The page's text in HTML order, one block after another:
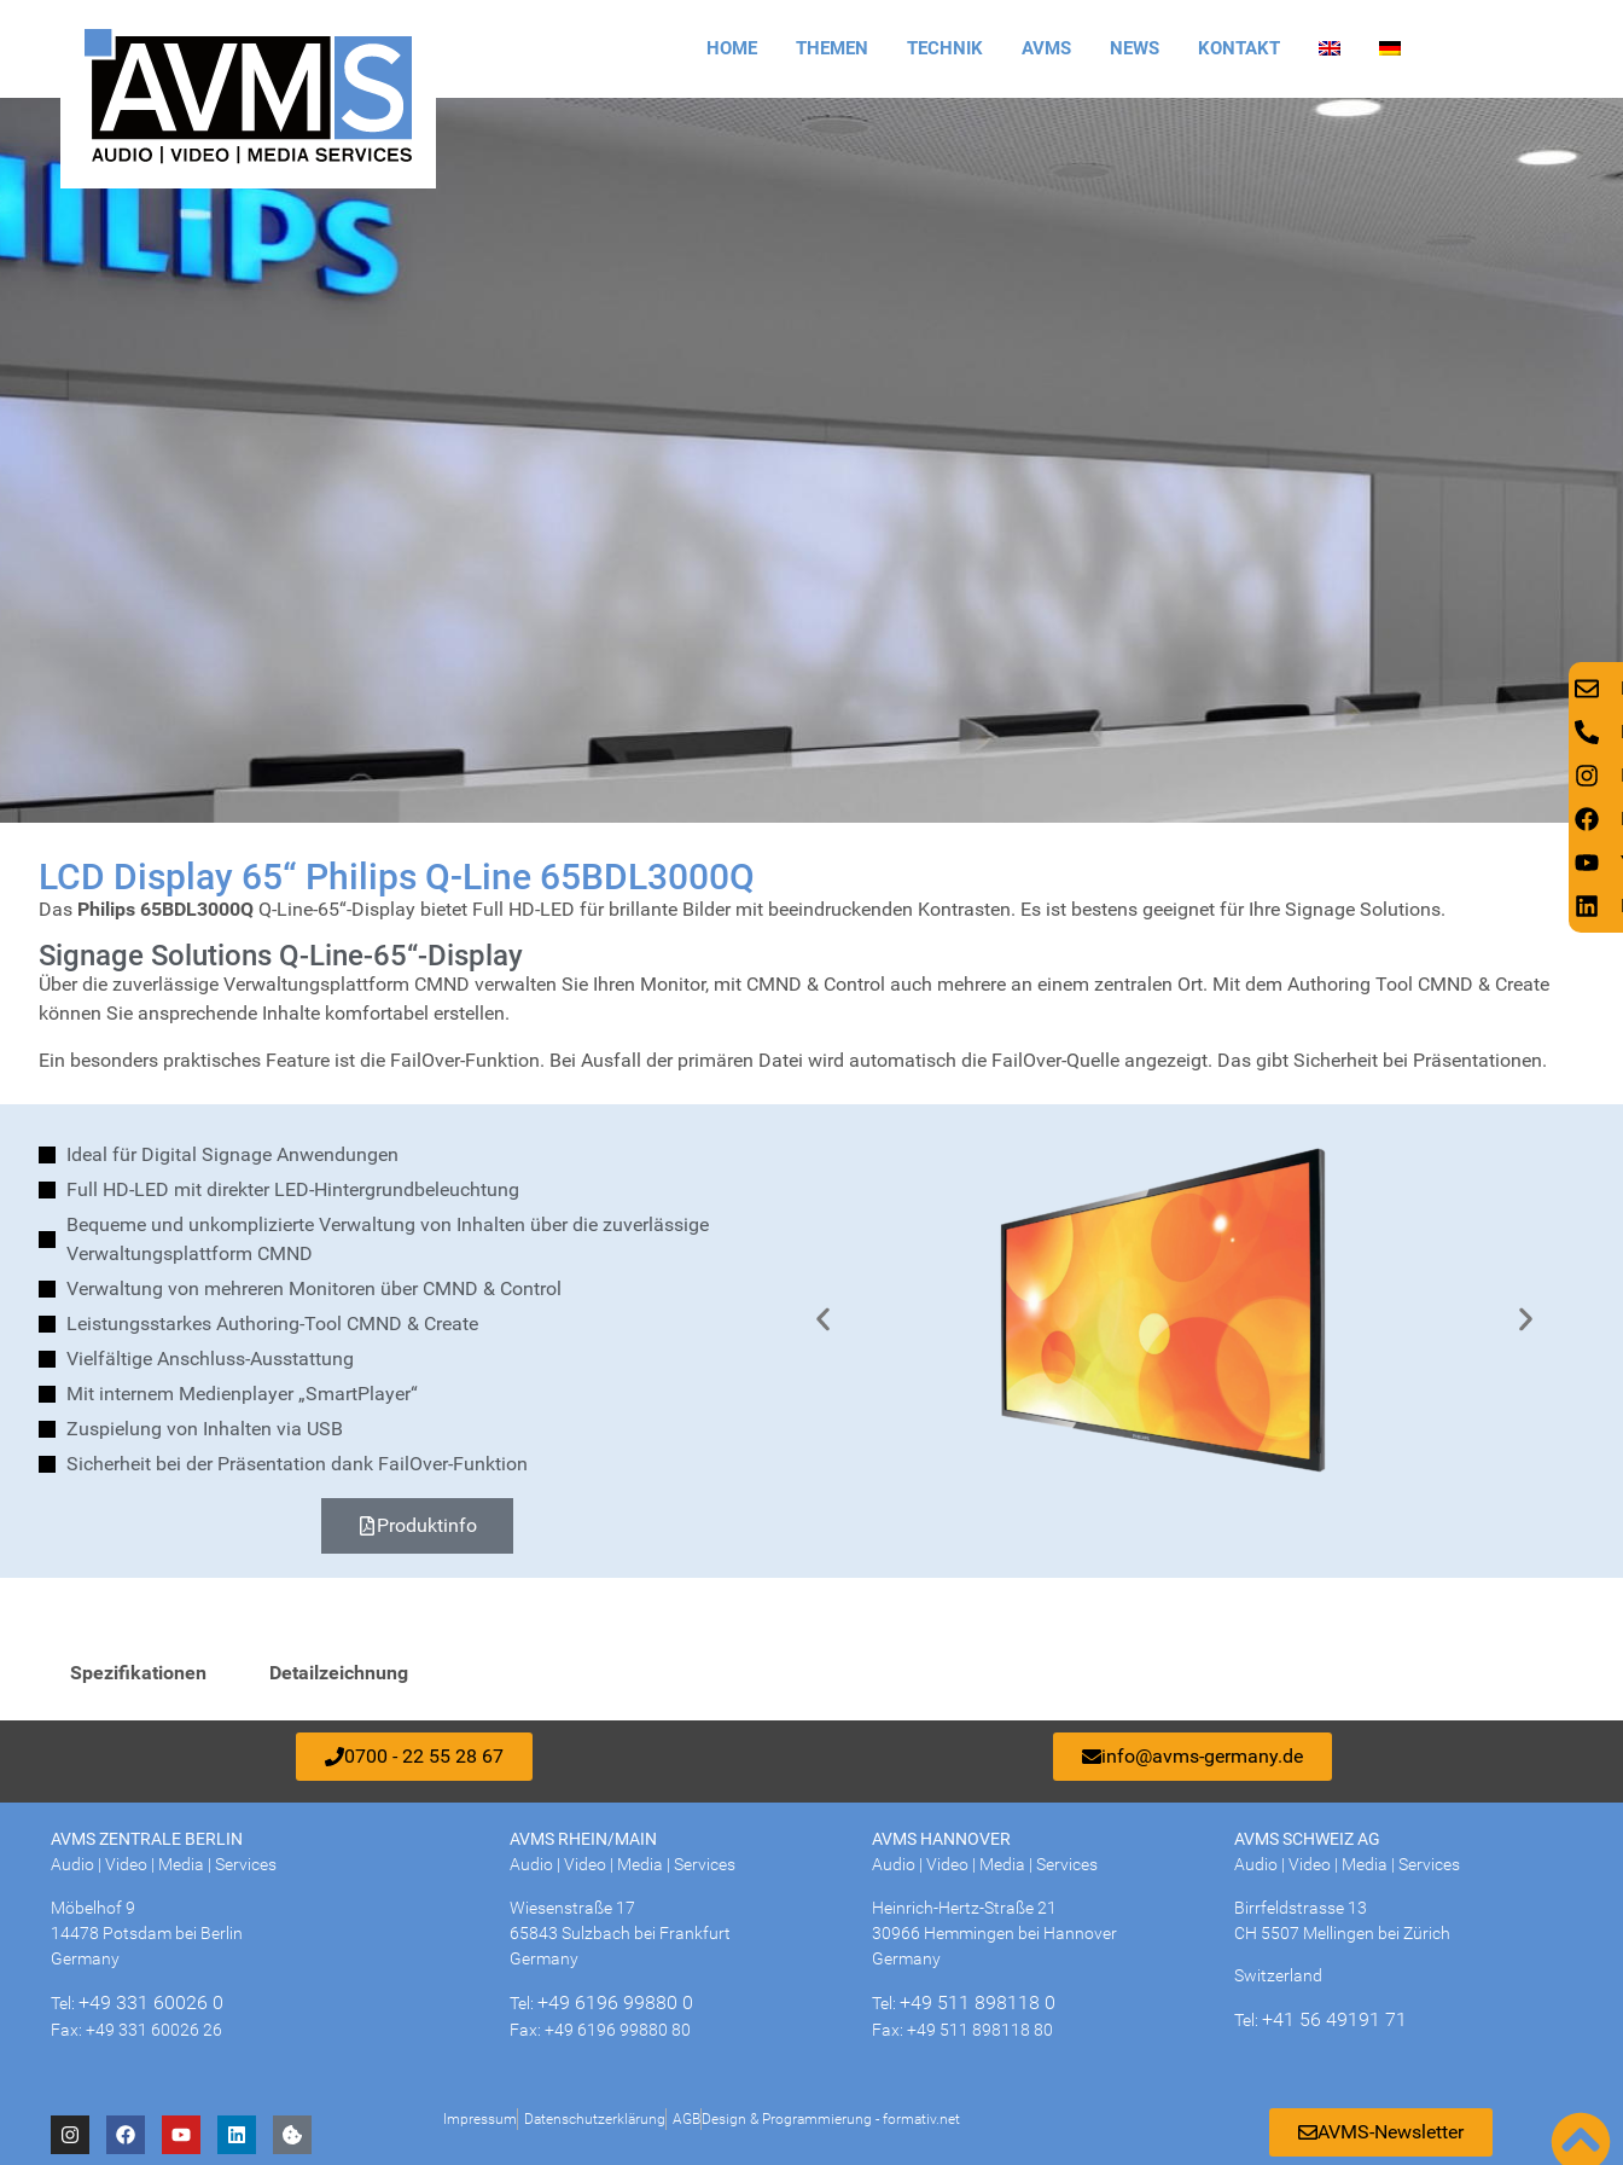
HOME THEMEN TECHNIK AVMS NEWS KONTAKT
LCD Display 65“ Philips Q-Line 65BDL3000Q
Das Philips 65BDL3000Q Q-Line-65“-Display bietet Full HD-LED für brillante Bilder mit beeindruckenden Kontrasten. Es ist bestens geeignet für Ihre Signage Solutions.
Signage Solutions Q-Line-65“-Display
Über die zuverlässige Verwaltungsplattform CMND verwalten Sie Ihren Monitor, mit CMND & Control auch mehrere an einem zentralen Ort. Mit dem Authoring Tool CMND & Create
können Sie ansprechende Inhalte komfortabel erstellen.
Ein besonders praktisches Feature ist die FailOver-Funktion. Bei Ausfall der primären Datei wird automatisch die FailOver-Quelle angezeigt. Das gibt Sicherheit bei Präsentationen.
Ideal für Digital Signage Anwendungen
Full HD-LED mit direkter LED-Hintergrundbeleuchtung
Bequeme und unkomplizierte Verwaltung von Inhalten über die zuverlässige
Verwaltungsplattform CMND
Verwaltung von mehreren Monitoren über CMND & Control
Leistungsstarkes Authoring-Tool CMND & Create
Vielfältige Anschluss-Ausstattung
Mit internem Medienplayer „SmartPlayer“
Zuspielung von Inhalten via USB
Sicherheit bei der Präsentation dank FailOver-Funktion
Produktinfo
Spezifikationen Detailzeichnung
0700 - 22 55 28 67 info@avms-germany.de
AVMS ZENTRALE BERLIN
Audio | Video | Media | Services
Möbelhof 9
14478 Potsdam bei Berlin
Germany
Tel: +49 331 60026 0
Fax: +49 331 60026 26
AVMS RHEIN/MAIN
Audio | Video | Media | Services
Wiesenstraße 17
65843 Sulzbach bei Frankfurt
Germany
Tel: +49 6196 99880 0
Fax: +49 6196 99880 80
AVMS HANNOVER
Audio | Video | Media | Services
Heinrich-Hertz-Straße 21
30966 Hemmingen bei Hannover
Germany
Tel: +49 511 898118 0
Fax: +49 511 898118 80
AVMS SCHWEIZ AG
Audio | Video | Media | Services
Birrfeldstrasse 13
CH 5507 Mellingen bei Zürich
Switzerland
Tel: +41 56 49191 71
Impressum Datenschutzerklärung AGBDesign & Programmierung - formativ.net
AVMS-Newsletter